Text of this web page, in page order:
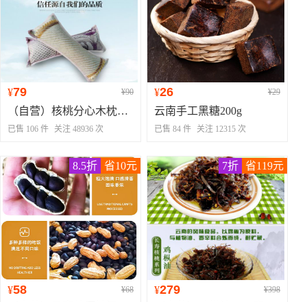
¥79 ¥90
（自营）核桃分心木枕头（促销）
已售 106 件 关注 48936 次
¥26 ¥29
云南手工黑糖200g
已售 84 件 关注 12315 次
8.5折 省10元
¥58 ¥68
7折 省119元
¥279 ¥398